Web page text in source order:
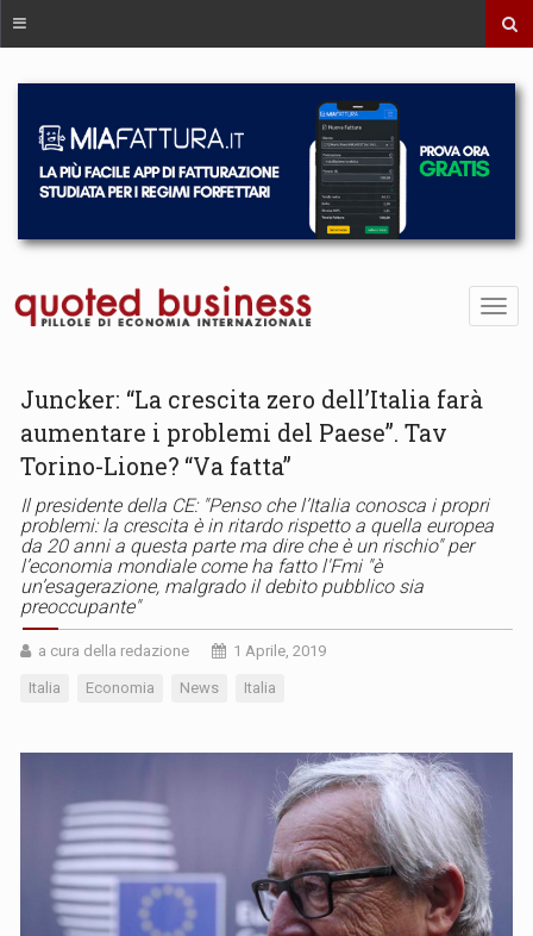
Juncker: “La crescita zero dell’Italia farà
aumentare i problemi del Paese”. Tav
Torino-Lione? “Va fatta”
Il presidente della CE: "Penso che l’Italia conosca i propri
problemi: la crescita è in ritardo rispetto a quella europea
da 20 anni a questa parte ma dire che è un rischio" per
l’economia mondiale come ha fatto l'Fmi "è
un’esagerazione, malgrado il debito pubblico sia
preoccupante"
a cura della redazione 1 Aprile, 2019
Italia Economia News Italia